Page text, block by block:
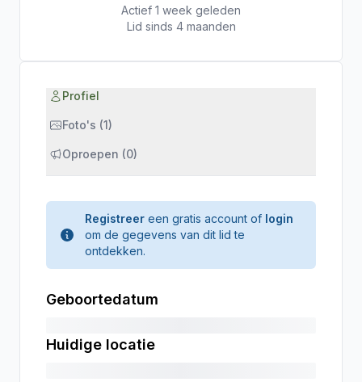
Actief 1 week geleden
Lid sinds 4 maanden
Profiel
Foto's (1)
Oproepen (0)
Registreer een gratis account of login
om de gegevens van dit lid te
ontdekken.
Geboortedatum
Huidige locatie